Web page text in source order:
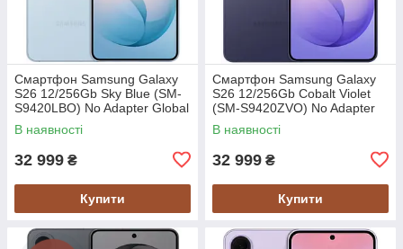
Смартфон Samsung Galaxy
S26 12/256Gb Sky Blue (SM-
S9420LBO) No Adapter Global
version
В наявності
32 999 ₴
Купити
Смартфон Samsung Galaxy
S26 12/256Gb Cobalt Violet
(SM-S9420ZVO) No Adapter
Global version
В наявності
32 999 ₴
Купити